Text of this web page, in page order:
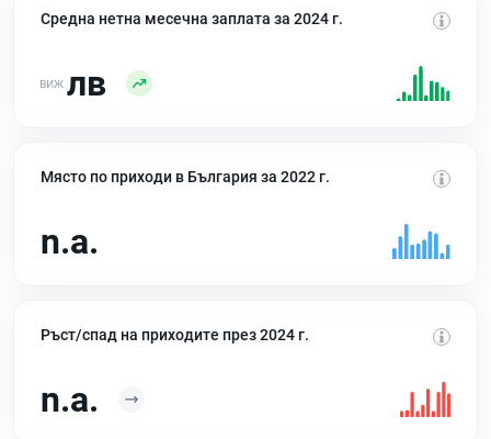
Средна нетна месечна заплата за 2024 г.
лв
Място по приходи в България за 2022 г.
n.a.
Ръст/спад на приходите през 2024 г.
n.a.